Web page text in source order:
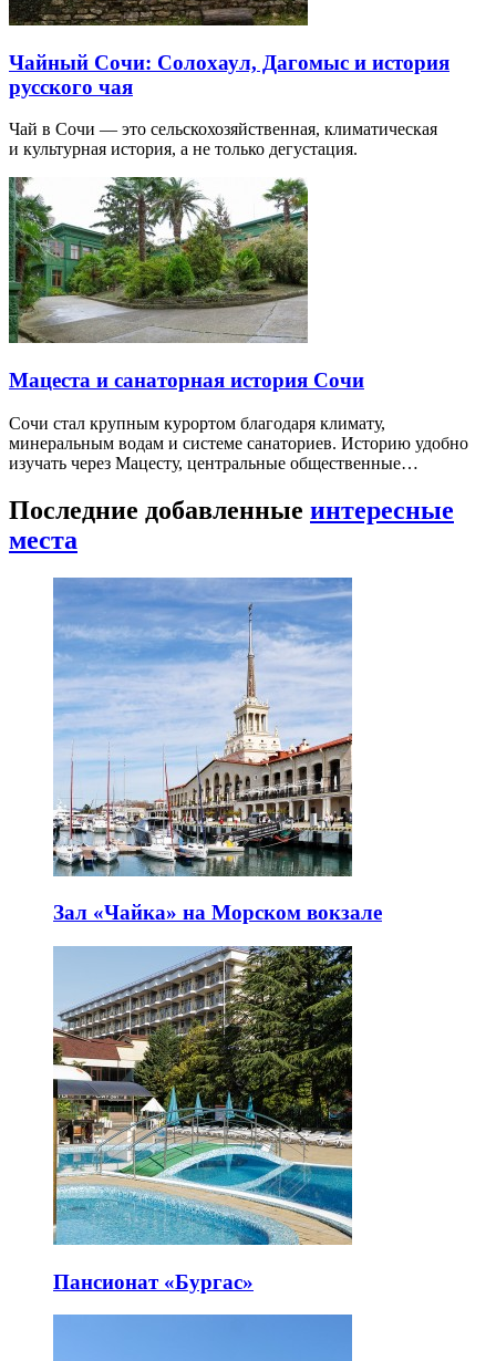
Чайный Сочи: Солохаул, Дагомыс и история
русского чая
Чай в Сочи — это сельскохозяйственная, климатическая
и культурная история, а не только дегустация.
Мацеста и санаторная история Сочи
Сочи стал крупным курортом благодаря климату,
минеральным водам и системе санаториев. Историю удобно
изучать через Мацесту, центральные общественные…
Последние добавленные интересные
места
Зал «Чайка» на Морском вокзале
Пансионат «Бургас»